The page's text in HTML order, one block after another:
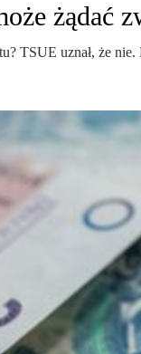
żądać
TSUE uznał, że